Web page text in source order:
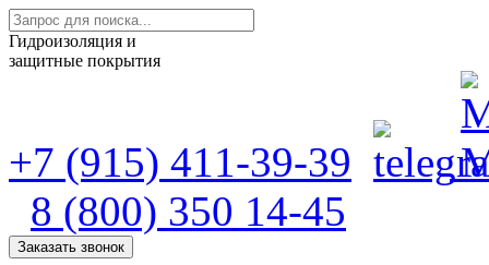
Гидроизоляция и
защитные покрытия
+7 (915) 411-39-39
8 (800) 350 14-45
Заказать звонок